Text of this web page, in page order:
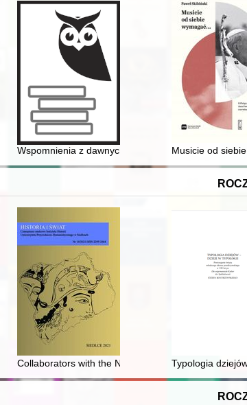
Wspomnienia z dawnych lat księdza emeryta rodem
Musicie od
most łączący Miłkowice z Popowem w świetle źródeł
Collaborators with the NKVD in the Prisoner-of-War
Typologia